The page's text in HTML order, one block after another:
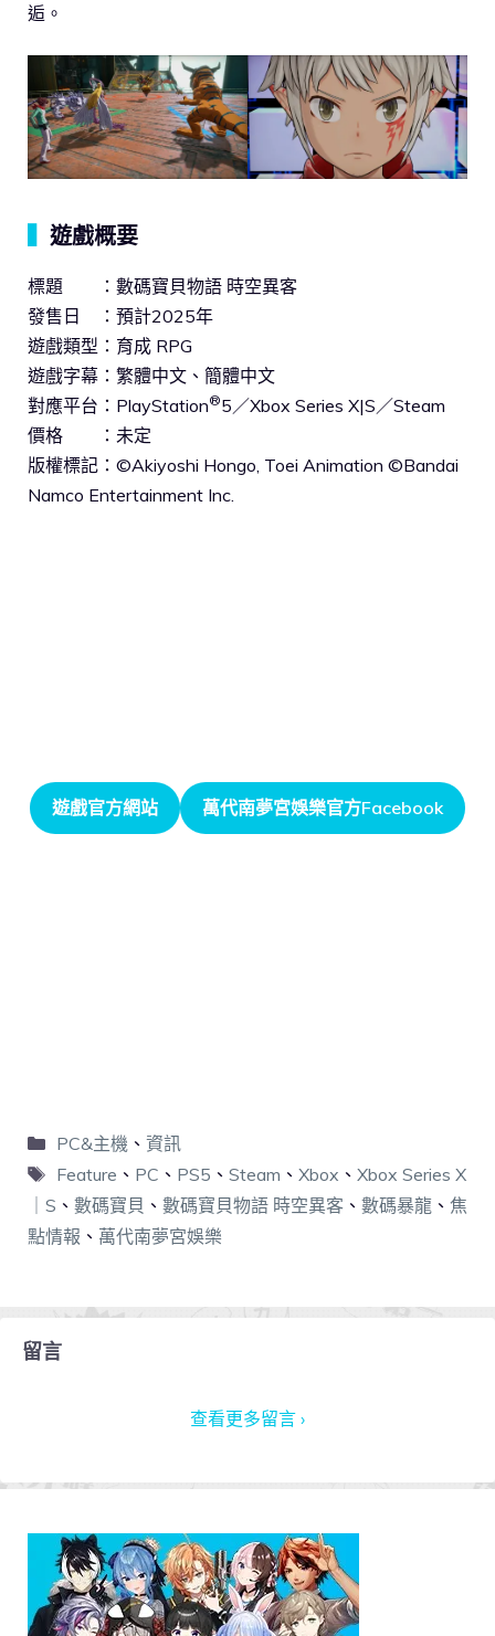
逅。
遊戲概要
標題 ：數碼寶貝物語 時空異客
發售日 ：預計2025年
遊戲類型：育成 RPG
遊戲字幕：繁體中文、簡體中文
對應平台：PlayStation®5／Xbox Series X|S／Steam
價格 ：未定
版權標記：©Akiyoshi Hongo, Toei Animation ©Bandai
Namco Entertainment Inc.
遊戲官方網站 萬代南夢宮娛樂官方Facebook
PC&主機 、 資訊
Feature 、 PC 、 PS5 、 Steam 、 Xbox 、 Xbox Series X
｜S 、 數碼寶貝 、 數碼寶貝物語 時空異客 、 數碼暴龍 、 焦
點情報 、 萬代南夢宮娛樂
留言
查看更多留言 ›